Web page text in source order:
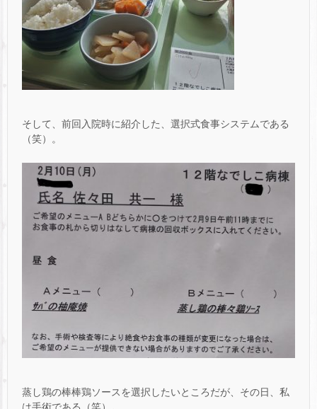
そして、前回入院時に紹介した、選択式食事システムである
（笑）。
蒸し鶏の棒棒鶏ソースを選択したいところだが、その日、私
は手術である（笑）。